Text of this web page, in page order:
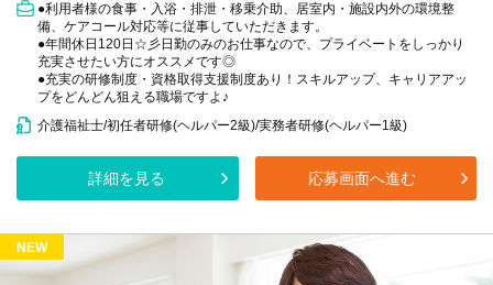
●利用者様の食事・入浴・排泄・移乗介助、居室内・施設内外の環境整
備、ケアコール対応等に従事していただきます。
●年間休日120日☆彡日勤のみのお仕事なので、プライベートをしっかり
充実させたい方にオススメです◎
●充実の研修制度・資格取得支援制度あり！スキルアップ、キャリアアッ
プをどんどん狙える職場ですよ♪
介護福祉士/初任者研修(ヘルパー2級)/実務者研修(ヘルパー1級)
詳細を見る 応募画面へ進む
NEW